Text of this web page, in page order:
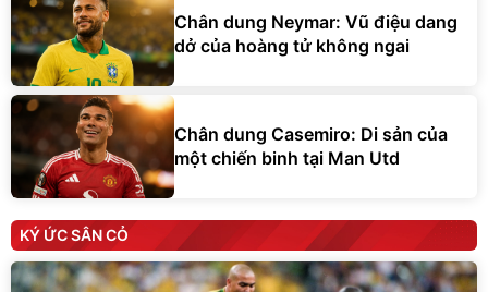
Chân dung Neymar: Vũ điệu dang
dở của hoàng tử không ngai
Chân dung Casemiro: Di sản của
một chiến binh tại Man Utd
KÝ ỨC SÂN CỎ